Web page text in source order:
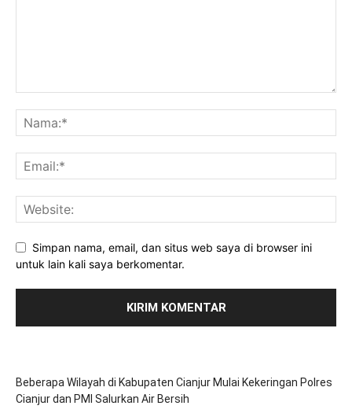
Simpan nama, email, dan situs web saya di browser ini
untuk lain kali saya berkomentar.
Beberapa Wilayah di Kabupaten Cianjur Mulai Kekeringan Polres
Cianjur dan PMI Salurkan Air Bersih